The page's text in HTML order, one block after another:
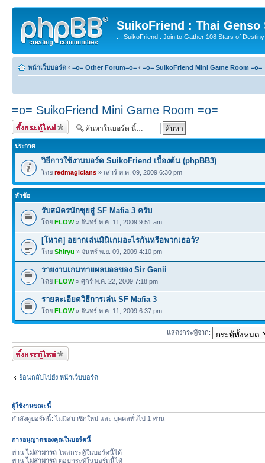
SuikoFriend : Thai Genso
... SuikoFriend : Join to Gather 108 Stars of
หน้าเว็บบอร์ด ‹ =o= Other Forum=o= ‹ =o= SuikoFriend Mini Game Room =o=
=o= SuikoFriend Mini Game Room =o=
ตั้งกระทู้ใหม่
ประกาศ
วิธีการใช้งานบอร์ด SuikoFriend เบื้องต้น (phpBB3)
โดย redmagicians » เสาร์ พ.ค. 09, 2009 6:30 pm
หัวข้อ
รับสมัครนักซุยสู่ SF Mafia 3 ครับ
โดย FLOW» จันทร์ พ.ค. 11, 2009 9:51 am
[โหวต] อยากเล่นมินิเกมอะไรกันหรือพวกเธอว์?
โดย Shiryu » จันทร์ พ.ย. 09, 2009 4:10 pm
รายงานเกมทายผลบอลของ Sir Genii
โดย FLOW» ศุกร์ พ.ค. 22, 2009 7:18 pm
รายละเอียดวิธีการเล่น SF Mafia 3
โดย FLOW» จันทร์ พ.ค. 11, 2009 6:37 pm
แสดงกระทู้จาก:
ตั้งกระทู้ใหม่
ย้อนกลับไปยัง หน้าเว็บบอร์ด
ผู้ใช้งานขณะนี้
่กำลังดูบอร์ดนี้: ไม่มีสมาชิกใหม่ และ บุคคลทั่วไป 1 ท่าน
การอนุญาตของคุณในบอร์ดนี้
ท่านไม่สามารถ โพสกระทู้ในบอร์ดนี้ได้
ท่านไม่สามารถ ตอบกระทู้ในบอร์ดนี้ได้